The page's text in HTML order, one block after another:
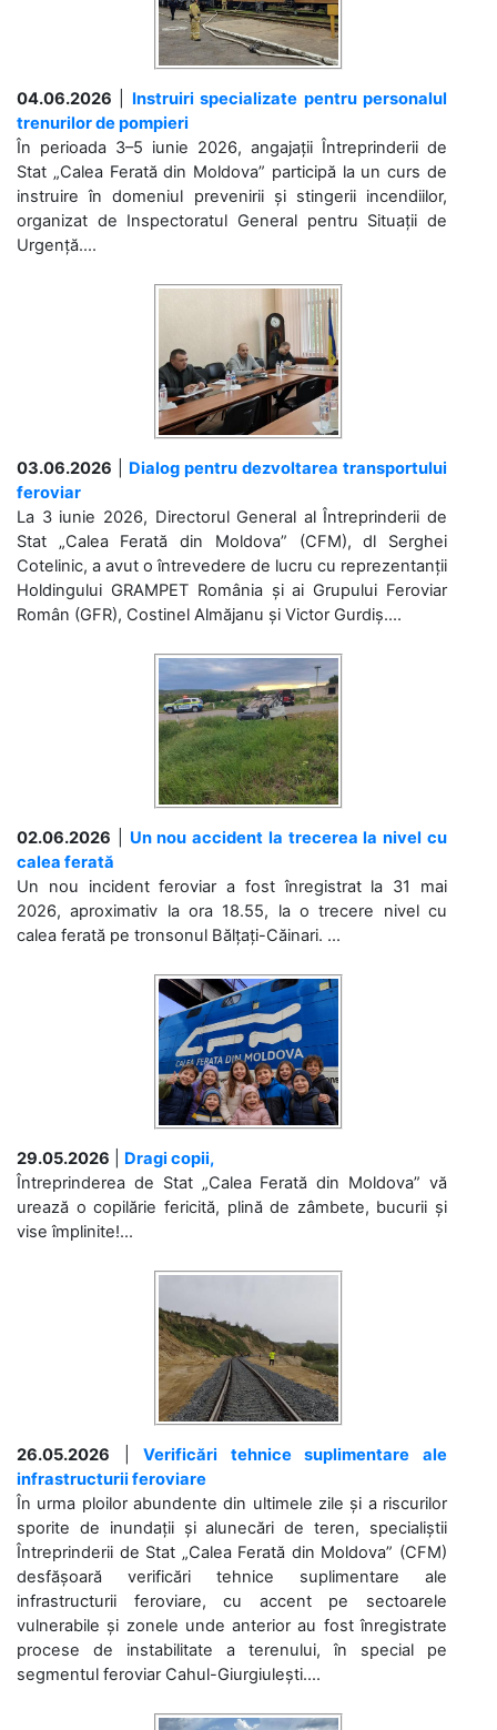
04.06.2026
Instruiri specializate pentru personalul
trenurilor de pompieri
În perioada 3–5 iunie 2026, angajații Întreprinderii de
Stat „Calea Ferată din Moldova” participă la un curs de
instruire în domeniul prevenirii și stingerii incendiilor,
organizat de Inspectoratul General pentru Situații de
Urgență....
03.06.2026
Dialog pentru dezvoltarea transportului
feroviar
La 3 iunie 2026, Directorul General al Întreprinderii de
Stat „Calea Ferată din Moldova” (CFM), dl Serghei
Cotelinic, a avut o întrevedere de lucru cu reprezentanții
Holdingului GRAMPET România și ai Grupului Feroviar
Român (GFR), Costinel Almăjanu și Victor Gurdiș....
02.06.2026
Un nou accident la trecerea la nivel cu
calea ferată
Un nou incident feroviar a fost înregistrat la 31 mai
2026, aproximativ la ora 18.55, la o trecere nivel cu
calea ferată pe tronsonul Bălțați-Căinari. ...
29.05.2026
Dragi copii,
Întreprinderea de Stat „Calea Ferată din Moldova” vă
urează o copilărie fericită, plină de zâmbete, bucurii și
vise împlinite!...
26.05.2026 |Verificări tehnice suplimentare ale
infrastructurii feroviare
În urma ploilor abundente din ultimele zile și a riscurilor
sporite de inundații și alunecări de teren, specialiștii
Întreprinderii de Stat „Calea Ferată din Moldova” (CFM)
desfășoară verificări tehnice suplimentare ale
infrastructurii feroviare, cu accent pe sectoarele
vulnerabile și zonele unde anterior au fost înregistrate
procese de instabilitate a terenului, în special pe
segmentul feroviar Cahul-Giurgiulești....